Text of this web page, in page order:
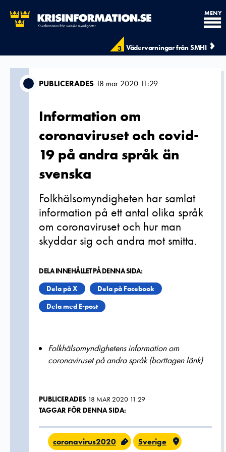
3 Vädervarningar från SMHI
MENY
PUBLICERADES 18 mar 2020 11:29
Information om
coronaviruset och covid-
19 på andra språk än
svenska
Folkhälsomyndigheten har samlat
information på ett antal olika språk
om coronaviruset och hur man
skyddar sig och andra mot smitta.
DELA INNEHÅLLET PÅ DENNA SIDA:
Dela på X
Dela på Facebook
Dela med E-post
Folkhälsomyndighetens information om
coronaviruset på andra språk (borttagen länk)
PUBLICERADES 18 MAR 2020 11:29
TAGGAR FÖR DENNA SIDA:
coronavirus2020 Sverige